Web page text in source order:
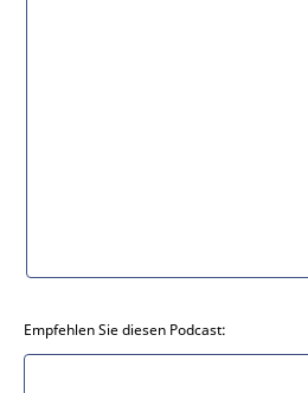
Empfehlen Sie diesen Podcast: